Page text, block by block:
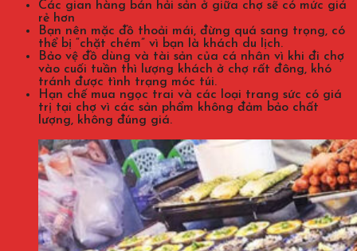
Các gian hàng bán hải sản ở giữa chợ sẽ có mức giá
rẻ hơn
Bạn nên mặc đồ thoải mái, đừng quá sang trọng, có
thể bị “chặt chém” vì bạn là khách du lịch.
Bảo vệ đồ dùng và tài sản của cá nhân vì khi đi chợ
vào cuối tuần thì lượng khách ở chợ rất đông, khó
tránh được tình trạng móc túi.
Hạn chế mua ngọc trai và các loại trang sức có giá
trị tại chợ vì các sản phẩm không đảm bảo chất
lượng, không đúng giá.